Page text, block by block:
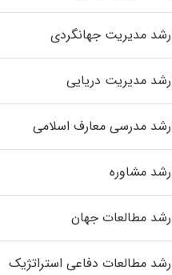
مدیریت جهانگردی
مدیریت دریایی
مدرسی معارف اسلامی
مشاوره
مطالعات جهان
مطالعات دفاعی استراتژیک